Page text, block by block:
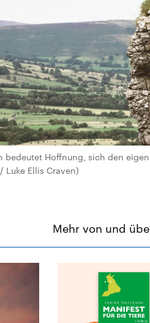
bedeutet Hoffnung, sich den
Luke Ellis Craven)
Mehr von und